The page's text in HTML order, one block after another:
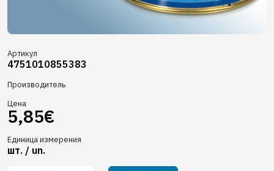
Артикул
4751010855383
Производитель
Цена
5,85€
Единица измерения
шт. / un.